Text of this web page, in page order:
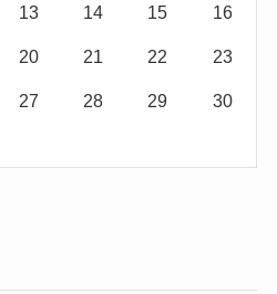
13 14 15 16
20 21 22 23
27 28 29 30